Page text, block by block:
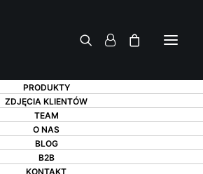
PRODUKTY
ZDJĘCIA KLIENTÓW
TEAM
O NAS
BLOG
B2B
KONTAKT